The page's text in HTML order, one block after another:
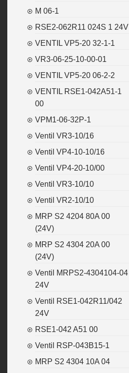
M 06-1
RSE2-062R11 024S 1 24V
VENTIL VP5-20 32-1-1
VR3-06-25-10-00-01
VENTIL VP5-20 06-2-2
VENTIL RSE1-042A51-1
00
VPM1-06-32P-1
Ventil VR3-10/16
Ventil VP4-10-10/16
Ventil VP4-20-10/00
Ventil VR3-10/10
Ventil VR2-10/10
MRP S2 4204 80A 00
(24V)
MRP S2 4304 20A 00
(24V)
Ventil MRPS2-4304104-04
24V
Ventil RSE1-042R11/042
24V
RSE1-042 A51 00
Ventil RSP-043B15-1
MRP S2 4304 10A 04